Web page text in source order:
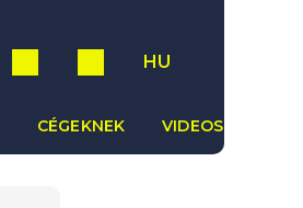
HU
CÉGEKNEK VIDEOS